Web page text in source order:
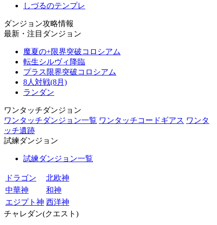
しづるのテンプレ
ダンジョン攻略情報
最新・注目ダンジョン
魔夏の+限界突破コロシアム
転生シルヴィ降臨
プラス限界突破コロシアム
8人対戦(8月)
ランダン
ワンタッチダンジョン
ワンタッチダンジョン一覧 ワンタッチコードギアス ワンタ
ッチ遺跡
試練ダンジョン
試練ダンジョン一覧
ドラゴン
北欧神
中華神
和神
エジプト神 西洋神
チャレダン(クエスト)